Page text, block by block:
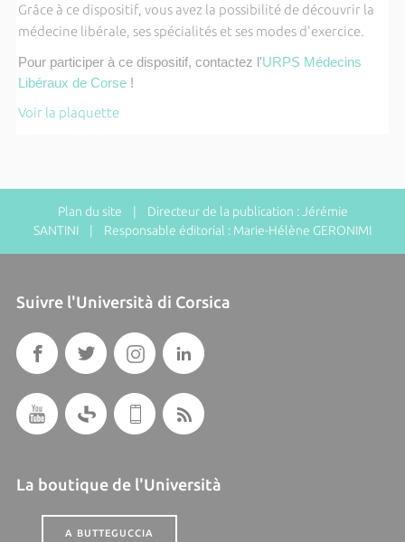
Grâce à ce dispositif, vous avez la possibilité de découvrir la
médecine libérale, ses spécialités et ses modes d'exercice.
Pour participer à ce dispositif, contactez l'URPS Médecins
Libéraux de Corse!
Voir la plaquette
Plan du site | Directeur de la publication : Jérémie
SANTINI | Responsable éditorial : Marie-Hélène GERONIMI
Suivre l'Università di Corsica
La boutique de l'Università
A BUTTEGUCCIA